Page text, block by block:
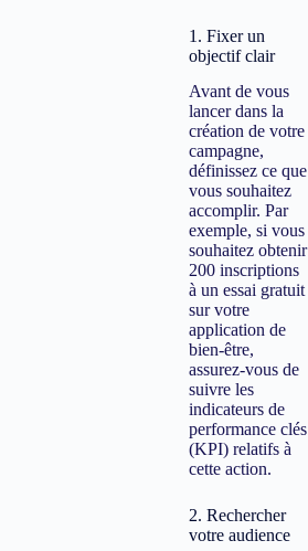
1. Fixer un
objectif clair
Avant de vous
lancer dans la
création de votre
campagne,
définissez ce que
vous souhaitez
accomplir. Par
exemple, si vous
souhaitez obtenir
200 inscriptions
à un essai gratuit
sur votre
application de
bien-être,
assurez-vous de
suivre les
indicateurs de
performance clés
(KPI) relatifs à
cette action.
2. Rechercher
votre audience